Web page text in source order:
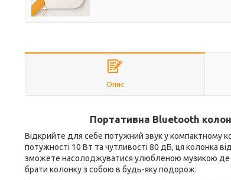
Опис
Портативна Bluetooth
Відкрийте для себе потужний звук у компактному
потужності 10 Вт та чутливості 80 дБ, ця колонка
зможете насолоджуватися улюбленою музикою де
брати колонку з собою в будь-яку подорож.